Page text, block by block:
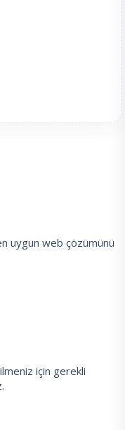
uygun web çözümünü
için gerekli